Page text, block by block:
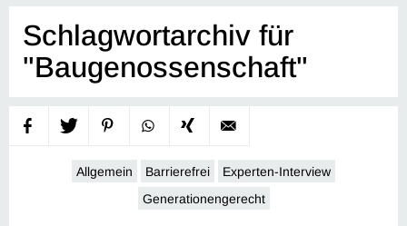
Schlagwortarchiv für
"Baugenossenschaft"
Allgemein Barrierefrei
Experten-Interview
Generationengerecht